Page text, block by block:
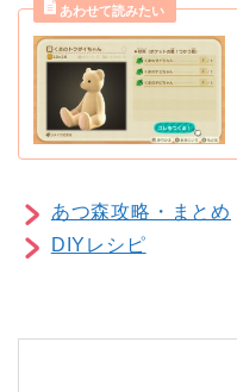
あつ森攻略・まとめ
DIYレシピ